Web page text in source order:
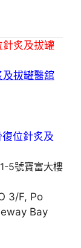
炙及拔罐
拔罐醫舘
5號寶富大樓
3/F, Po
Bay